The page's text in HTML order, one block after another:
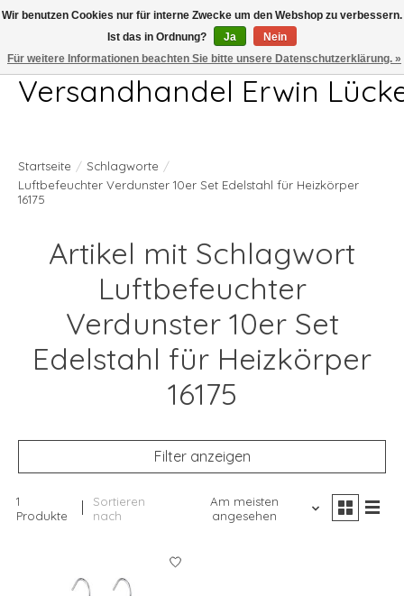
Telefon 04407 715872 MO-DO 7.00-17.00Uhr FR 7.00-13.00Uhr
Versandhandel Erwin
Startseite / Schlagworte /
Luftbefeuchter Verdunster 10er Set Edelstahl für Heizkörper
16175
Artikel mit Schlagwort
Luftbefeuchter
Verdunster 10er Set
Edelstahl für Heizkörper
16175
Filter anzeigen
1
Produkte
Sortieren
nach
Am meisten
angesehen
Wir benutzen Cookies nur für interne Zwecke um den Webshop zu verbessern.
Ist das in Ordnung?
Ja
Nein
Für weitere Informationen beachten Sie bitte unsere Datenschutzerklärung. »